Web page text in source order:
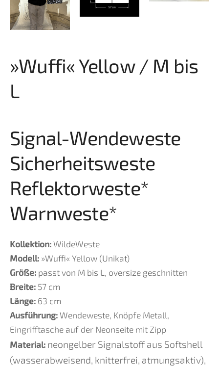
»Wuffi« Yellow / M bis
L
Signal-Wendeweste
Sicherheitsweste
Reflektorweste*
Warnweste*
Kollektion:WildeWeste
Modell: »Wuffi« Yellow (Unikat)
Größe: passt von M bis L, oversize geschnitten
Breite: 57 cm
Länge: 63 cm
Ausführung:Wendeweste, Knöpfe Metall,
Eingrifftasche auf der Neonseite mit Zipp
Material: neongelber Signalstoff aus Softshell
(wasserabweisend, knitterfrei, atmungsaktiv),